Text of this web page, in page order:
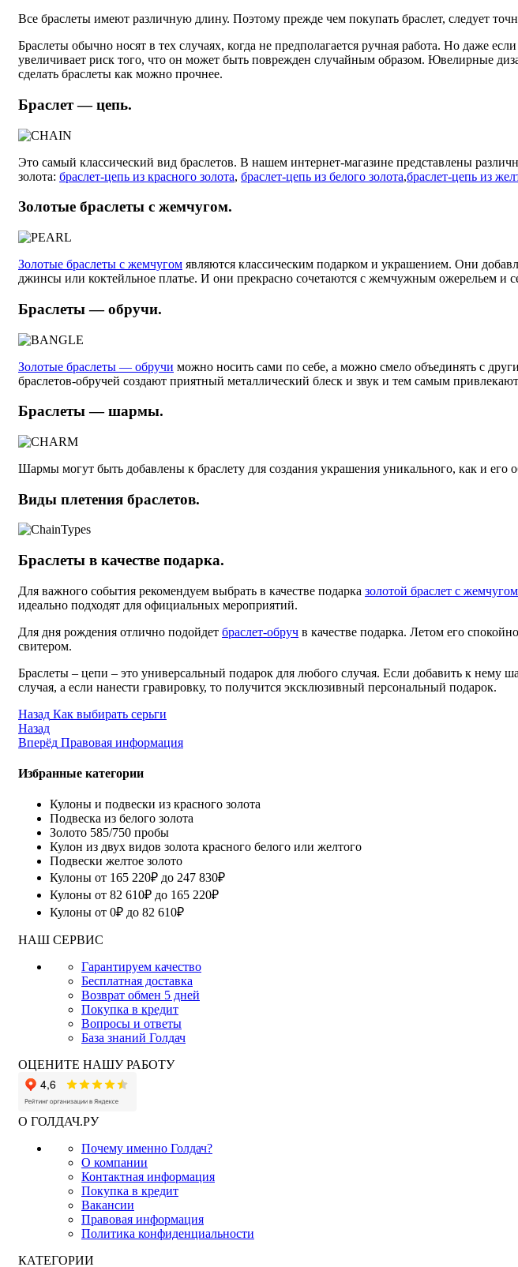
Все браслеты имеют различную длину. Поэтому прежде чем покупать браслет, следует
Браслеты обычно носят в тех случаях, когда не предполагается ручная работа. Но даже
увеличивает риск того, что он может быть поврежден случайным образом. Ювелирные
сделать браслеты как можно прочнее.
Браслет — цепь.
Это самый классический вид браслетов. В нашем интернет-магазине представлены
золота: браслет-цепь из красного золота, браслет-цепь из белого золота,браслет-цепь из
Золотые браслеты с жемчугом.
Золотые браслеты с жемчугом являются классическим подарком и украшением. Они
джинсы или коктейльное платье. И они прекрасно сочетаются с жемчужным ожерельем и
Браслеты — обручи.
Золотые браслеты — обручи можно носить сами по себе, а можно смело объединять с
браслетов-обручей создают приятный металлический блеск и звук и тем самым
Браслеты — шармы.
Шармы могут быть добавлены к браслету для создания украшения уникального, как и его
Виды плетения браслетов.
Браслеты в качестве подарка.
Для важного события рекомендуем выбрать в качестве подарка золотой браслет с жемчугом
идеально подходят для официальных мероприятий.
Для дня рождения отлично подойдет браслет-обруч в качестве подарка. Летом его
свитером.
Браслеты – цепи – это универсальный подарок для любого случая. Если добавить к нему
случая, а если нанести гравировку, то получится эксклюзивный персональный подарок.
Назад Как выбирать серьги
Назад
Вперёд Правовая информация
Избранные категории
Кулоны и подвески из красного золота
Подвеска из белого золота
Золото 585/750 пробы
Кулон из двух видов золота красного белого или желтого
Подвески желтое золото
Кулоны от 165 220₽ до 247 830₽
Кулоны от 82 610₽ до 165 220₽
Кулоны от 0₽ до 82 610₽
НАШ СЕРВИС
Гарантируем качество
Бесплатная доставка
Возврат обмен 5 дней
Покупка в кредит
Вопросы и ответы
База знаний Голдач
ОЦЕНИТЕ НАШУ РАБОТУ
О ГОЛДАЧ.РУ
Почему именно Голдач?
О компании
Контактная информация
Покупка в кредит
Вакансии
Правовая информация
Политика конфиденциальности
КАТЕГОРИИ